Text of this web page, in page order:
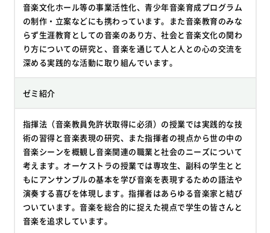
音楽文化ホール等の事業活性化、青少年音楽育成プログラム
の制作・立案などにも携わっています。また音楽教育のみな
らず生涯教育としての音楽のあり方、社会と音楽文化の関わ
り方についての研究と、音楽を通じて人と人との心の交流を
深める実践的な活動に取り組んでいます。
ゼミ紹介
指揮法（音楽教員免許状取得に必須）の授業では実践的な技
術の習得と音楽表現の研究、また指揮者の視点から世の中の
音楽シーンを概観し音楽関連の職業と社会のニーズについて
考えます。オーケストラの授業では専攻生、副科の学生とと
もにアンサンブルの基本を学び音楽を表現するための語法や
演奏する喜びを体現します。指揮者はあらゆる音楽家と結び
ついています。音楽を総合的に捉えた視点で学生の皆さんと
音楽を追求しています。